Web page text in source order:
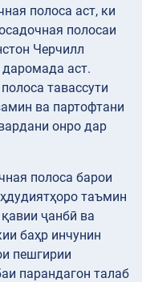
полоса аст, ки
полосаи
Черчилл
аст.
тавассути
ва партофтани
онро дар
полоса барои
таъмин
ҷанбӣ ва
баҳр инчунин
пешгирии
парандагон талаб